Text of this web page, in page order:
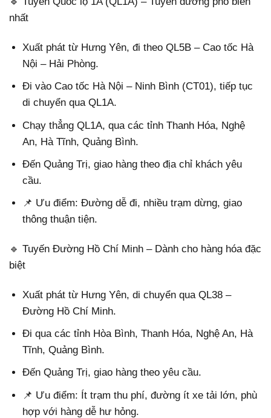
nhất
Xuất phát từ Hưng Yên, đi theo QL5B – Cao tốc Hà
Nội – Hải Phòng.
Đi vào Cao tốc Hà Nội – Ninh Bình (CT01), tiếp tục
di chuyển qua QL1A.
Chạy thẳng QL1A, qua các tỉnh Thanh Hóa, Nghệ
An, Hà Tĩnh, Quảng Bình.
Đến Quảng Trị, giao hàng theo địa chỉ khách yêu
cầu.
📌 Ưu điểm: Đường dễ đi, nhiều trạm dừng, giao
thông thuận tiện.
🔹 Tuyến Đường Hồ Chí Minh – Dành cho hàng hóa đặc
biệt
Xuất phát từ Hưng Yên, di chuyển qua QL38 –
Đường Hồ Chí Minh.
Đi qua các tỉnh Hòa Bình, Thanh Hóa, Nghệ An, Hà
Tĩnh, Quảng Bình.
Đến Quảng Trị, giao hàng theo yêu cầu.
📌 Ưu điểm: Ít trạm thu phí, đường ít xe tải lớn, phù
hợp với hàng dễ hư hỏng.